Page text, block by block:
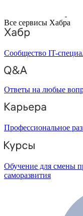
Все сервисы Хабра
Сообщество IT-
Ответы на любые
Профессиональное
Обучение для смены
саморазвития